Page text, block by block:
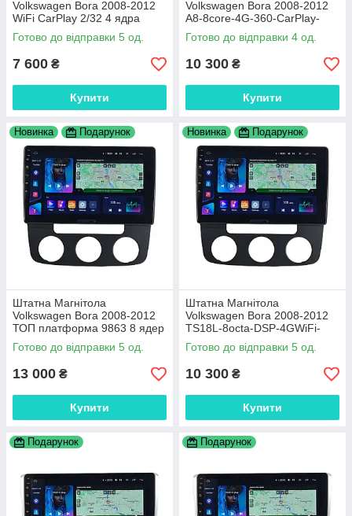
Volkswagen Bora 2008-2012
WiFi CarPlay 2/32 4 ядра
Готово до відправки 5 од.
7 600 ₴
Купити
Volkswagen Bora 2008-2012
A8-8core-4G-360-CarPlay-
4/64
Готово до відправки 4 од.
10 300 ₴
Купити
Новинка Подарунок
Штатна Магнітола
Volkswagen Bora 2008-2012
ТОП платформа 9863 8 ядер
4G DSP
Готово до відправки 5 од.
13 000 ₴
Купити
Новинка Подарунок
Штатна Магнітола
Volkswagen Bora 2008-2012
TS18L-8octa-DSP-4GWiFi-
CarPlay
Готово до відправки 5 од.
10 300 ₴
Купити
Подарунок Подарунок